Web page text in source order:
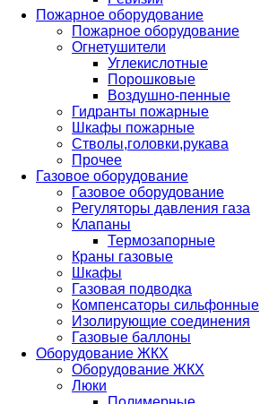
Пожарное оборудование
Пожарное оборудование
Огнетушители
Углекислотные
Порошковые
Воздушно-пенные
Гидранты пожарные
Шкафы пожарные
Стволы,головки,рукава
Прочее
Газовое оборудование
Газовое оборудование
Регуляторы давления газа
Клапаны
Термозапорные
Краны газовые
Шкафы
Газовая подводка
Компенсаторы сильфонные
Изолирующие соединения
Газовые баллоны
Оборудование ЖКХ
Оборудование ЖКХ
Люки